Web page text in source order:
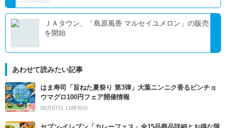
ＪＡタウン、「島原風香 マルセイユメロン」の販売
を開始
あわせて読みたい記事
はま寿司「旨ねた夏祭り 第3弾」大葉ニンニク香るビンチョ
ウマグロ100円フェア開催情報
08月07日 11時30分